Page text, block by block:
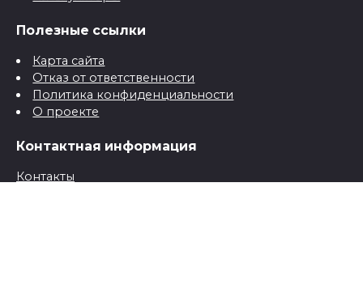
Полезные ссылки
Карта сайта
Отказ от ответственности
Политика конфиденциальности
О проекте
Контактная информация
Контакты